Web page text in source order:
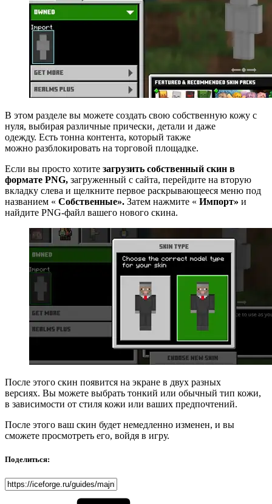
В этом разделе вы можете создать свою собственную кожу с
нуля, выбирая различные прически, детали и даже
одежду. Есть тонна контента, который также
можно разблокировать на торговой площадке.
Если вы просто хотите загрузить собственный скин в
формате PNG, загруженный с сайта, перейдите на вторую
вкладку слева и щелкните первое раскрывающееся меню под
названием « Собственные». Затем нажмите « Импорт» и
найдите PNG-файл вашего нового скина.
После этого скин появится на экране в двух разных
версиях. Вы можете выбрать тонкий или обычный тип кожи,
в зависимости от стиля кожи или ваших предпочтений.
После этого ваш скин будет немедленно изменен, и вы
сможете просмотреть его, войдя в игру.
Поделиться: